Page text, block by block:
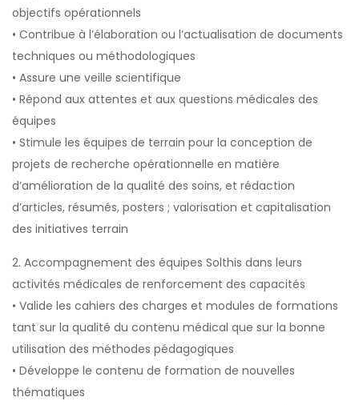
objectifs opérationnels
• Contribue à l’élaboration ou l’actualisation de documents
techniques ou méthodologiques
• Assure une veille scientifique
• Répond aux attentes et aux questions médicales des
équipes
• Stimule les équipes de terrain pour la conception de
projets de recherche opérationnelle en matière
d’amélioration de la qualité des soins, et rédaction
d’articles, résumés, posters ; valorisation et capitalisation
des initiatives terrain
2. Accompagnement des équipes Solthis dans leurs
activités médicales de renforcement des capacités
• Valide les cahiers des charges et modules de formations
tant sur la qualité du contenu médical que sur la bonne
utilisation des méthodes pédagogiques
• Développe le contenu de formation de nouvelles
thématiques